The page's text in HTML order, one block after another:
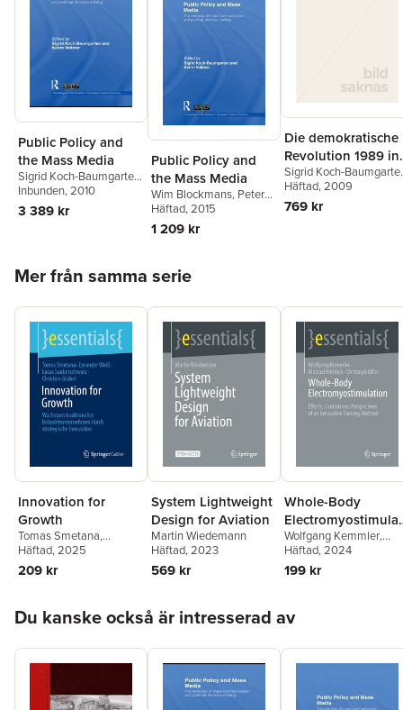
Public Policy and
the Mass Media
Sigrid Koch-Baumgarten,
Katrin Voltmer
Inbunden, 2010
3 389 kr
Public Policy and
the Mass Media
Wim Blockmans, Peter
Hoppenbrouwers
Koch-Baumgarten
Voltmer
Häftad, 2015
1 209 kr
Die demokratische
Revolution 1989 in
der DDR
Sigrid Koch-
Eckart Conze,
Gajdukowa
Häftad, 2009
769 kr
Mer från samma serie
Innovation for
Growth
Tomas Smetana,
Lysander Weiß
Sauberschwarz
Christine Grübel
Häftad, 2025
209 kr
System Lightweight
Design for Aviation
Martin Wiedemann
Häftad, 2023
569 kr
Whole-Body
on
Wolfgang Kemmler,
Michael Fröhlich
Christoph Eifler
Häftad, 2024
199 kr
Du kanske också är intresserad av